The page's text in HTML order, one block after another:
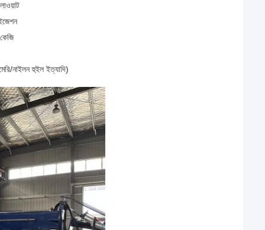
নাইলন হুইল ইত্যাদি)